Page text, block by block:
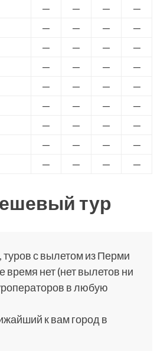
— — —
—
— — —
—
— — —
—
— — —
—
— — —
—
— — —
—
— — —
—
— — —
—
— — — —
тур
с вылетом из Перми
время нет (нет вылетов ни
в любую
к вам город в